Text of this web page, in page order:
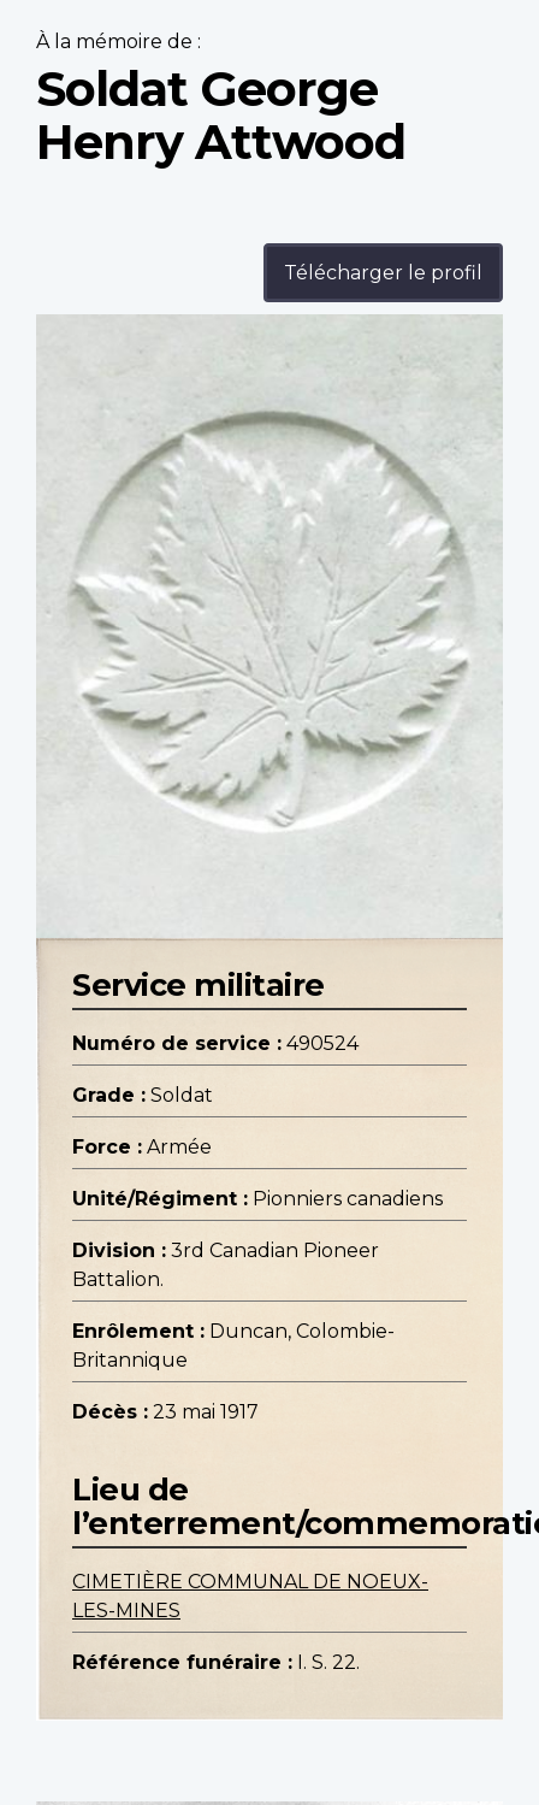
À la mémoire de :
Soldat George
Henry Attwood
Télécharger le profil
Service militaire
Numéro de service : 490524
Grade : Soldat
Force : Armée
Unité/Régiment : Pionniers canadiens
Division : 3rd Canadian Pioneer
Battalion.
Enrôlement : Duncan, Colombie-
Britannique
Décès : 23 mai 1917
Lieu de
l’enterrement/
CIMETIÈRE COMMUNAL DE NOEUX-
LES-MINES
Référence funéraire : I. S. 22.